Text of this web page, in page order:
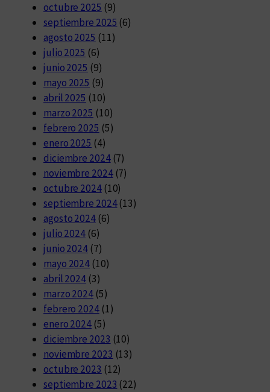
octubre 2025 (9)
septiembre 2025 (6)
agosto 2025 (11)
julio 2025 (6)
junio 2025 (9)
mayo 2025 (9)
abril 2025 (10)
marzo 2025 (10)
febrero 2025 (5)
enero 2025 (4)
diciembre 2024(7)
noviembre 2024(7)
octubre 2024(10)
septiembre 2024(13)
agosto 2024(6)
julio 2024 (6)
junio 2024 (7)
mayo 2024 (10)
abril 2024 (3)
marzo 2024 (5)
febrero 2024(1)
enero 2024 (5)
diciembre 2023 (10)
noviembre 2023 (13)
octubre 2023 (12)
septiembre 2023 (22)